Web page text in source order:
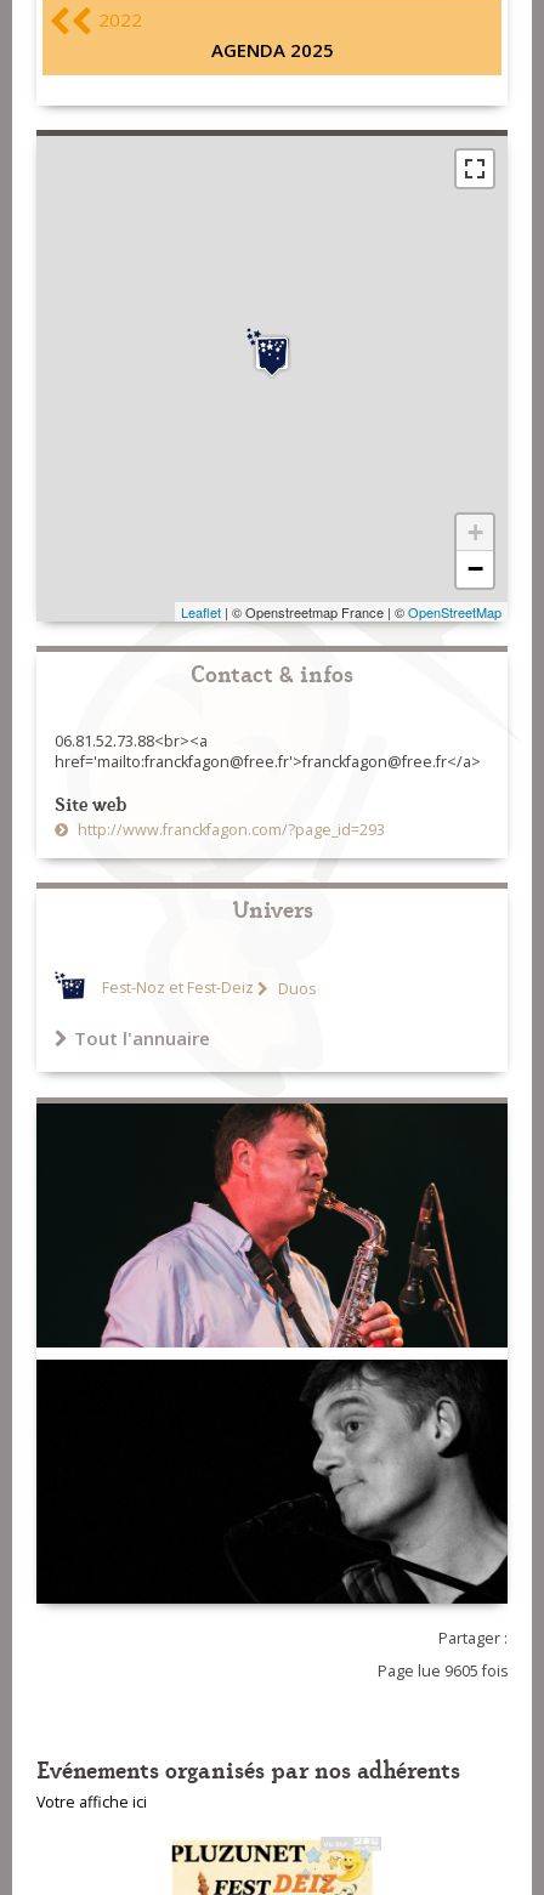
2022
AGENDA 2025
+
−
Leaflet | © Openstreetmap France | ©OpenStreetMap
Contact & infos
06.81.52.73.88<br><a
href='mailto:franckfagon@free.fr'>franckfagon@free.fr</a>
Site web
http://www.franckfagon.com/?page_id=293
Univers
Fest-Noz et Fest-Deiz Duos
Tout l'annuaire
Partager :
Page lue 9605 fois
Evénements organisés par nos adhérents
Votre affiche ici